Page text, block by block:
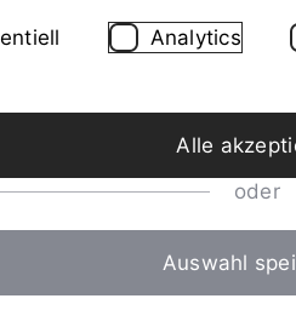
Analytics
Alle
oder
Auswahl